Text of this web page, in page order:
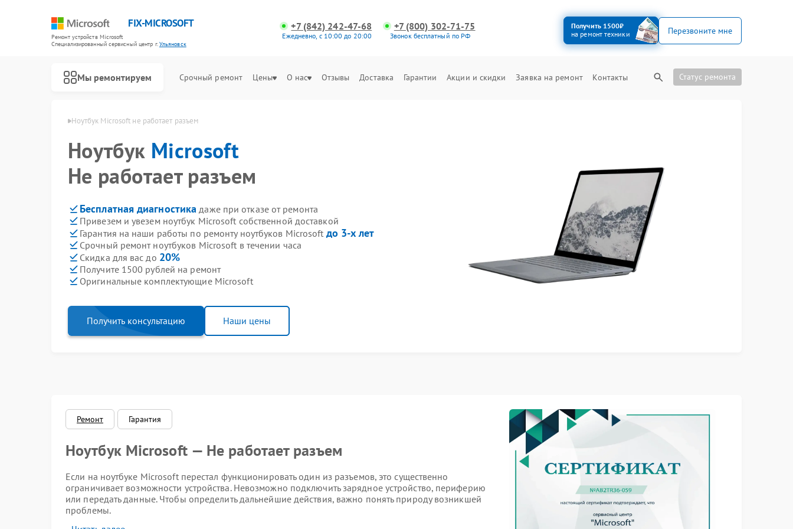
FIX-MICROSOFT
Ремонт устройств Microsoft
Специализированный cервисный центр г.Ульяновск
+7 (842) 242-47-68
Ежедневно, с 10:00 до 20:00
+7 (800) 302-71-75
Звонок бесплатный по РФ
Получить 1500₽
на ремонт техники
Перезвоните мне
Мы ремонтируем Срочный ремонт Цены О нас Отзывы Доставка Гарантии Акции и скидки Заявка на ремонт Контакты Статус ремонта
Ноутбук Microsoft не работает разъем
Ноутбук Microsoft
Не работает разъем
Бесплатная диагностика даже при отказе от ремонта
Привезем и увезем ноутбук Microsoft собственной доставкой
Гарантия на наши работы по ремонту ноутбуков Microsoft до 3-х лет
Срочный ремонт ноутбуков Microsoft в течении часа
Скидка для вас до 20%
Получите 1500 рублей на ремонт
Оригинальные комплектующие Microsoft
Получить консультацию Наши цены
Ремонт Гарантия
Ноутбук Microsoft — Не работает разъем
Если на ноутбуке Microsoft перестал функционировать один из разъемов, это существенно
ограничивает возможности устройства. Невозможно подключить зарядное устройство, периферию
или передать данные. Чтобы определить дальнейшие действия, важно понять природу возникшей
проблемы.